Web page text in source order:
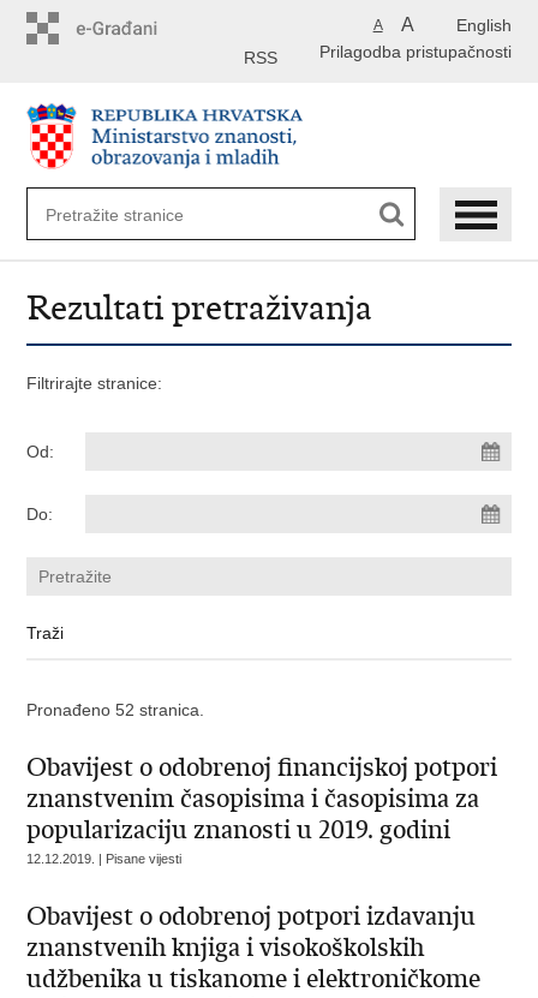
English
A A
Prilagodba pristupačnosti
RSS
Rezultati pretraživanja
Filtrirajte stranice:
Od:
Do:
Pronađeno 52 stranica.
Obavijest o odobrenoj financijskoj potpori
znanstvenim časopisima i časopisima za
popularizaciju znanosti u 2019. godini
12.12.2019. | Pisane vijesti
Obavijest o odobrenoj potpori izdavanju
znanstvenih knjiga i visokoškolskih
udžbenika u tiskanome i elektroničkome